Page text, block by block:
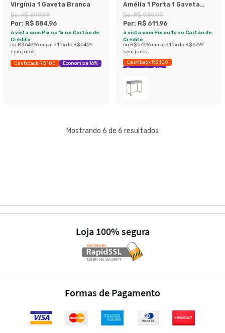
Virgínia 1 Gaveta Branca
De:R$ 699,99
Por: R$ 584,96
à vista com Pix ou 1x no Cartão de
Crédito
ou R$ 649,96 em até10x de R$ 64,99
sem juros
Cashback R$ 100 Economize 16%
Amélia 1 Porta 1 Gaveta
Arenas e Champagne
De:R$ 939,99
Por: R$ 611,96
à vista com Pix ou 1x no Cartão de
Crédito
ou R$ 679,96 em até10x de R$ 67,99
sem juros
Cashback R$ 100
Economize 34%
Mostrando 6 de 6 resultados